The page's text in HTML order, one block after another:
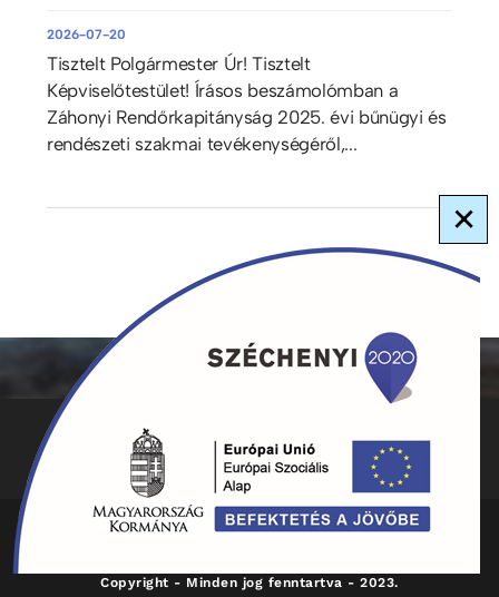
2026-07-20
Tisztelt Polgármester Úr! Tisztelt
Képviselőtestület! Írásos beszámolómban a
Záhonyi Rendőrkapitányság 2025. évi bűnügyi és
rendészeti szakmai tevékenységéről,...
ADATKEZELÉS
KAPCSOLAT
Copyright - Minden jog fenntartva - 2023.
×